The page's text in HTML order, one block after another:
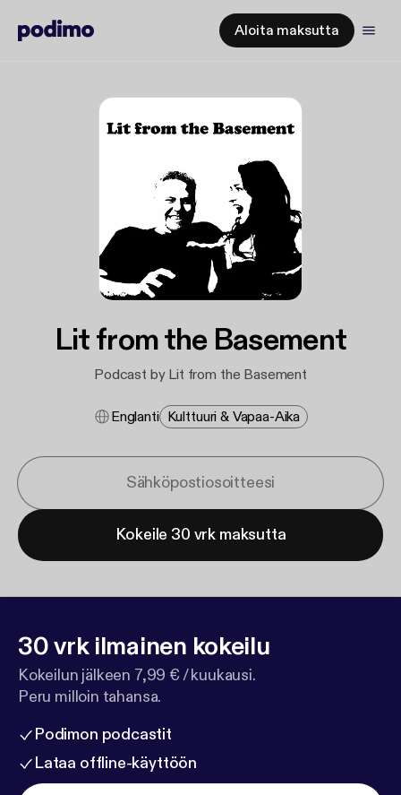
Aloita maksutta
Lit from the Basement
Podcast by Lit from the Basement
Englanti Kulttuuri & Vapaa-Aika
Kokeile 30 vrk maksutta
30 vrk ilmainen kokeilu
Kokeilun jälkeen 7,99 € / kuukausi.
Peru milloin tahansa.
Podimon podcastit
Lataa offline-käyttöön